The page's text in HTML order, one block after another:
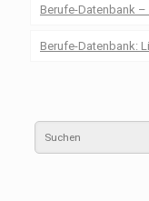
Berufe-Datenbank
Berufe-Datenbank: